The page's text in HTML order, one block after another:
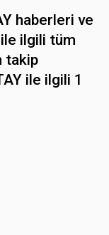
haberleri ve
ilgili tüm
takip
ile ilgili 1